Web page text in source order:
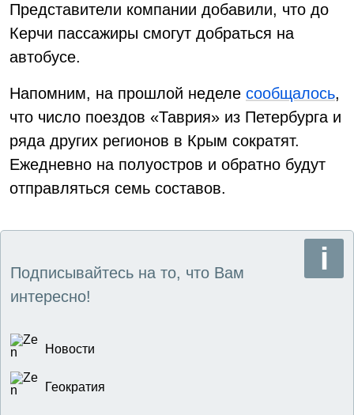
Представители компании добавили, что до
Керчи пассажиры смогут добраться на
автобусе.
Напомним, на прошлой неделе сообщалось,
что число поездов «Таврия» из Петербурга и
ряда других регионов в Крым сократят.
Ежедневно на полуостров и обратно будут
отправляться семь составов.
Подписывайтесь на то, что Вам
интересно!
Новости
Геократия